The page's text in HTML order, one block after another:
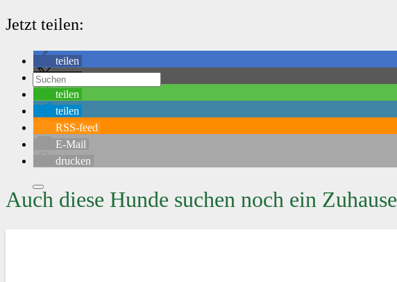
Jetzt teilen:
teilen
teilen
teilen
teilen
RSS-feed
E-Mail
drucken
Auch diese Hunde suchen noch ein Zuhause